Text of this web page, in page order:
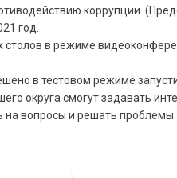
коррупции.
год.
столов в режиме
в тестовом режиме
округа смогут задавать
на вопросы и решать проблемы.